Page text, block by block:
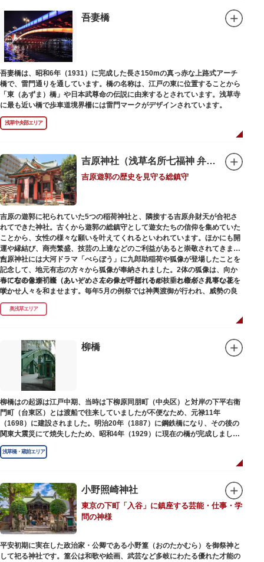
別館の1階には、小企画展などの開催もできる上野の森美術館ギャラリー、
そして、3階には上野の森アートスクールが設置され、初心者から熟練者を
対象とした油彩・アクリル、水彩、日本画のクラスや、週末に受講できる単
発講座などを開催しています。
吾妻橋
吾妻橋は、昭和6年（1931）に完成した長さ150mの真っ赤な上路式アーチ
橋で、雷門通りを通しています。橋の名称は、江戸の東に位置することから
「東（あずま）橋」や日本武尊命の伝説に由来するとされています。浅草寺
に最も近い橋で歩車道境界柵には雷門マークがデザインされています。
浅草中央部エリア
吉原神社（浅草名所七福神 弁財天）
吉原遊郭の歴史を見守る総鎮守
吉原の遊郭に祀られていた5つの稲荷神社と、隣接する吉原弁財天が合祀さ
れてできた神社。古くから遊郭の総鎮守として遊女たちの信仰を集めていた
ことから、女性の様々な願いを叶えてくれるといわれています。ほかにも開
運や縁結び、商売繁盛、技芸の上達などのご利益があると崇敬されてきまし
た。
春になると逢初桜（あいぞめさくら）と呼ばれるが枝垂れ桜が、見事な花を
咲かせ人々を和ませます。毎年5月の例祭では神輿渡御が行われ、威勢の良
い掛け声とともに各町は活気にあふれます。
吉原弁財天は浅草名所七福神の一社・弁財天にあたり、七福神に関する授与
吉原神社には大河ドラマ「べらぼう」に九郎助稲荷や狐像が登場したことを
記念して、地元有志の方々から狐像が奉納されました。2体の狐像は、向か
って右の像が「逢（あい）」、左の像が「初（そめ）」と命名されていま
す。
奥浅草エリア
柳橋
柳橋はの起源は江戸中期、当時は下柳原同朋町（中央区）と対岸の下平右衛
門町（台東区）とは渡船で往来していましたが不便なため、元禄11年
（1698）に建設されました。明治20年（1887）に鋼鉄橋になり、その後の
関東大震災にて焼失したため、昭和4年（1929）に現在の橋が完成しまし
た。
浅草橋・蔵前エリア
小野照崎神社
東京の下町「入谷」に鎮座する芸能・仕事・学
問の神様
平安初期に実在した政治家・公卿である小野篁（おのたかむら）を御祭神と
して祀る神社です。篁公は和歌や絵画、武芸など多岐にわたる優れた才能の